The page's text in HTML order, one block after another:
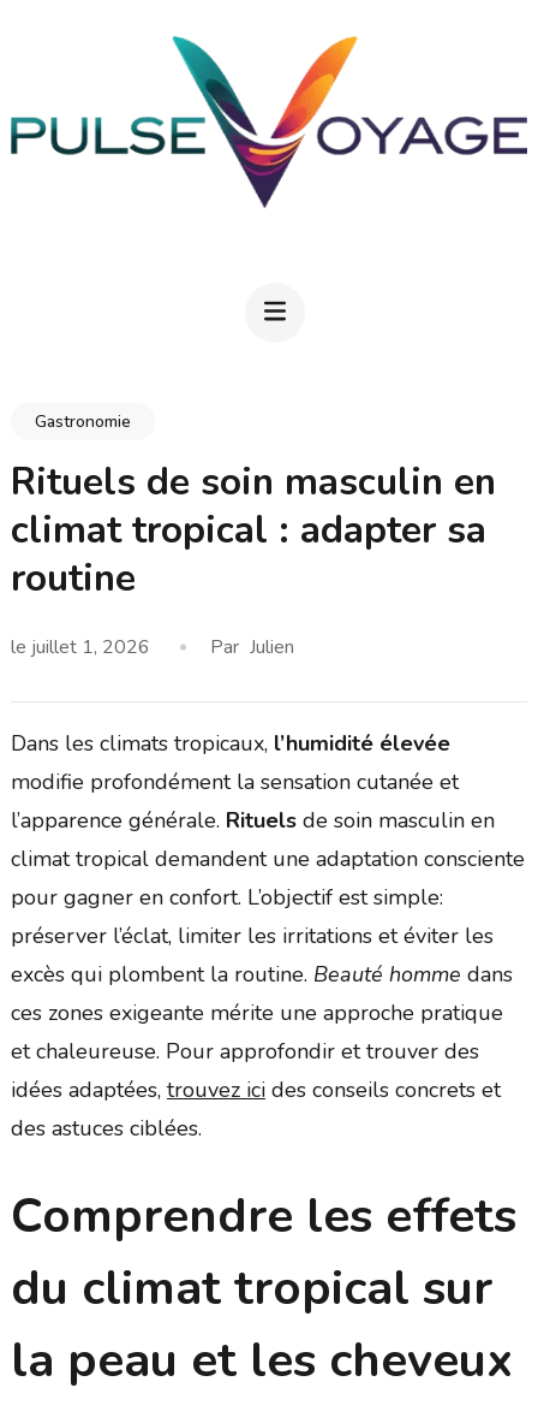
(Pressez
Gastronomie
Rituels de soin masculin en
climat tropical : adapter sa
routine
le juillet 1, 2026 Par Julien
Dans les climats tropicaux, l’humidité élevée
modifie profondément la sensation cutanée et
l’apparence générale. Rituelsde soin masculin en
climat tropical demandent une adaptation consciente
pour gagner en confort. L’objectif est simple:
préserver l’éclat, limiter les irritations et éviter les
excès qui plombent la routine. Beauté homme dans
ces zones exigeante mérite une approche pratique
et chaleureuse. Pour approfondir et trouver des
idées adaptées, trouvez icides conseils concrets et
des astuces ciblées.
Comprendre les effets
du climat tropical sur
la peau et les cheveux